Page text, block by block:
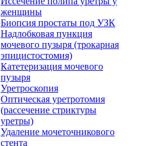
женщины
Биопсия простаты под УЗК
Надлобковая пункция
мочевого пузыря (трокарная
эпицистостомия)
Катетеризация мочевого
пузыря
Уретроскопия
Оптическая уретротомия
(рассечение стриктуры
уретры)
Удаление мочеточникового
стента